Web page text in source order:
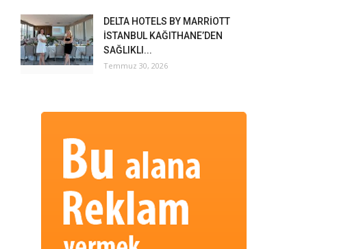
DELTA HOTELS BY MARRİOTT
İSTANBUL KAĞITHANE’DEN
SAĞLIKLI...
Temmuz 30, 2026